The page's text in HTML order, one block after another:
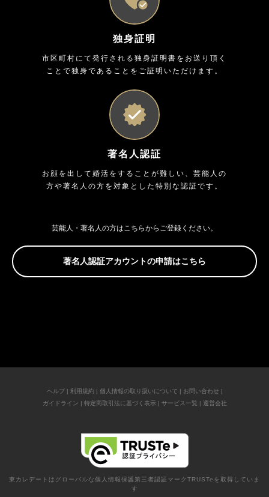
独身証明
市区町村にて発行される独身証明書をお送り頂く
ことで独身であることをご証明いただけます。
著名人認証
お顔を出して婚活をすることが難しい、芸能人の
方や著名人の方を対象とした特別な認証です。
芸能人・著名人の方はこちらからご登録ください。
著名人認証アカウントの申請はこちら
ヘルプ| 利用規約 | 個人情報の取り扱いについて | お問い合わせ|
ガイドライン | 特定商取引法に基づく表示| サービス一覧 | 運営会社
東カレデートはグローバルな個人情報保護第三者認証マークTRUSTeを取得していま
す